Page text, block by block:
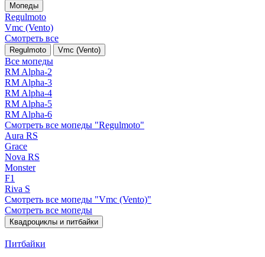
Мопеды
Regulmoto
Vmc (Vento)
Смотреть все
Regulmoto Vmc (Vento)
Все мопеды
RM Alpha-2
RM Alpha-3
RM Alpha-4
RM Alpha-5
RM Alpha-6
Смотреть все мопеды "Regulmoto"
Aura RS
Grace
Nova RS
Monster
F1
Riva S
Смотреть все мопеды "Vmc (Vento)"
Смотреть все мопеды
Квадроциклы и питбайки
Питбайки